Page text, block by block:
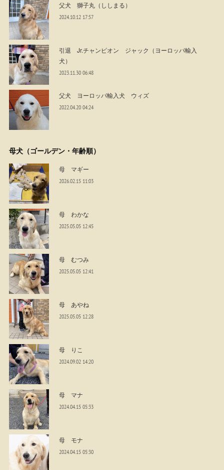
父犬 獅子丸（ししまる）
2024.10.12 17:57
引退 Jr.チャンピオン ジャック（ヨーロッパ輸入
犬）
2023.11.30 06:48
父犬 ヨーロッパ輸入犬 ウィズ
2022.04.20 04:24
母犬（ゴールデン・年齢順）
母 マギー
2026.02.15 11:03
母 わかな
2025.05.05 12:45
母 むつみ
2025.05.05 12:41
母 あやね
2025.05.05 12:28
母 りこ
2024.09.02 14:20
母 マナ
2024.04.15 05:33
母 モナ
2024.04.15 05:30